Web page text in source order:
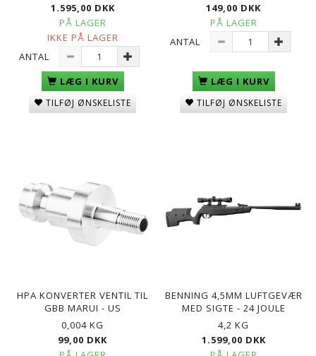
1.595,00 DKK
PÅ LAGER
IKKE PÅ LAGER
ANTAL
LÆG I KURV
TILFØJ ØNSKELISTE
149,00 DKK
PÅ LAGER
ANTAL
LÆG I KURV
TILFØJ ØNSKELISTE
HPA KONVERTER VENTIL TIL
GBB MARUI - US
0,004 KG
99,00 DKK
BENNING 4,5MM LUFTGEVÆR
MED SIGTE - 24 JOULE
4,2 KG
1.599,00 DKK